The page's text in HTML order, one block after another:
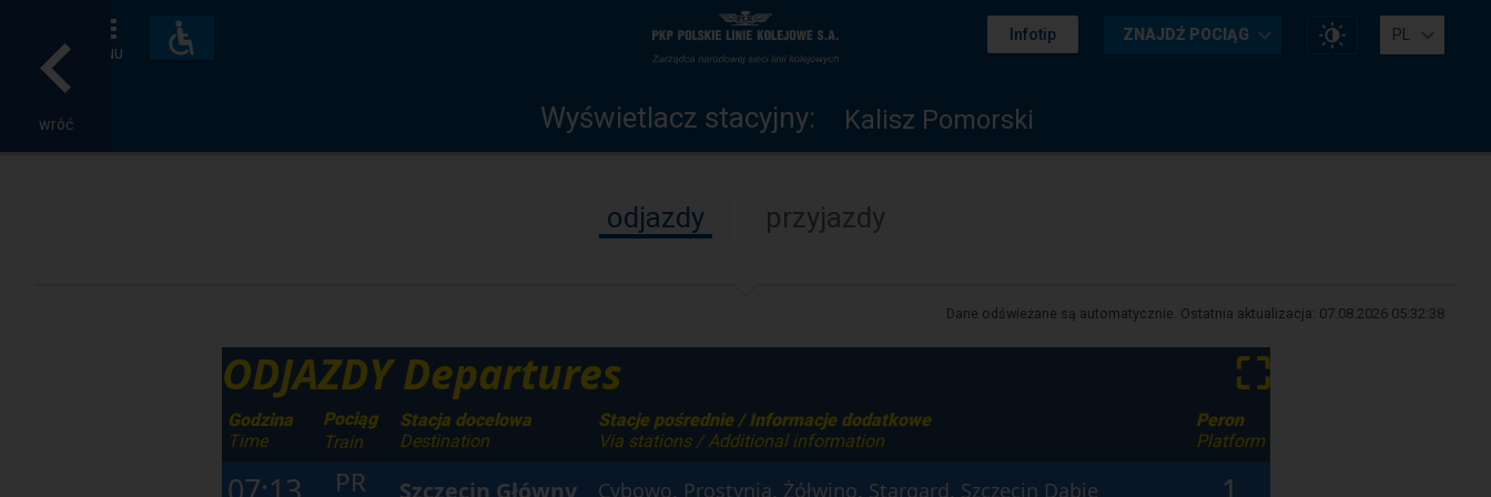
wróć
MENU
Dostępność
i
Infotip ZNAJDŹ POCIĄG
Zmień
kontrast
PL
Wyświetlacz
stacyjny
Strona
główna
Wyświetlacz stacyjny: Kalisz Pomorski
odjazdy przyjazdy
Dane odświeżane są automatycznie. Ostatnia aktualizacja: 07.08.2026 05:32:38
ODJAZDY Departures ⛶
Godzina
Time
Pociąg
Train
Stacja docelowa
Destination
Stacje pośrednie / Informacje dodatkowe
Via stations / Additional information
Peron
Platform
PR Cybowo, Prostynia, Żółwino, Stargard, Szczecin Dąbie